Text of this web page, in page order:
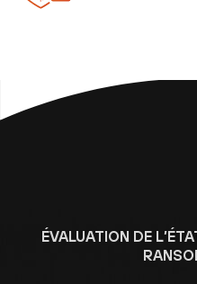
ÉVALUATION DE